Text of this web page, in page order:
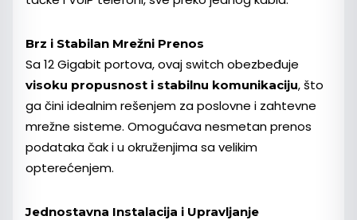
Brz i Stabilan Mrežni Prenos
Sa 12 Gigabit portova, ovaj switch obezbeđuje
visoku propusnost i stabilnu komunikaciju, što
ga čini idealnim rešenjem za poslovne i zahtevne
mrežne sisteme. Omogućava nesmetan prenos
podataka čak i u okruženjima sa velikim
opterećenjem.
Jednostavna Instalacija i Upravljanje